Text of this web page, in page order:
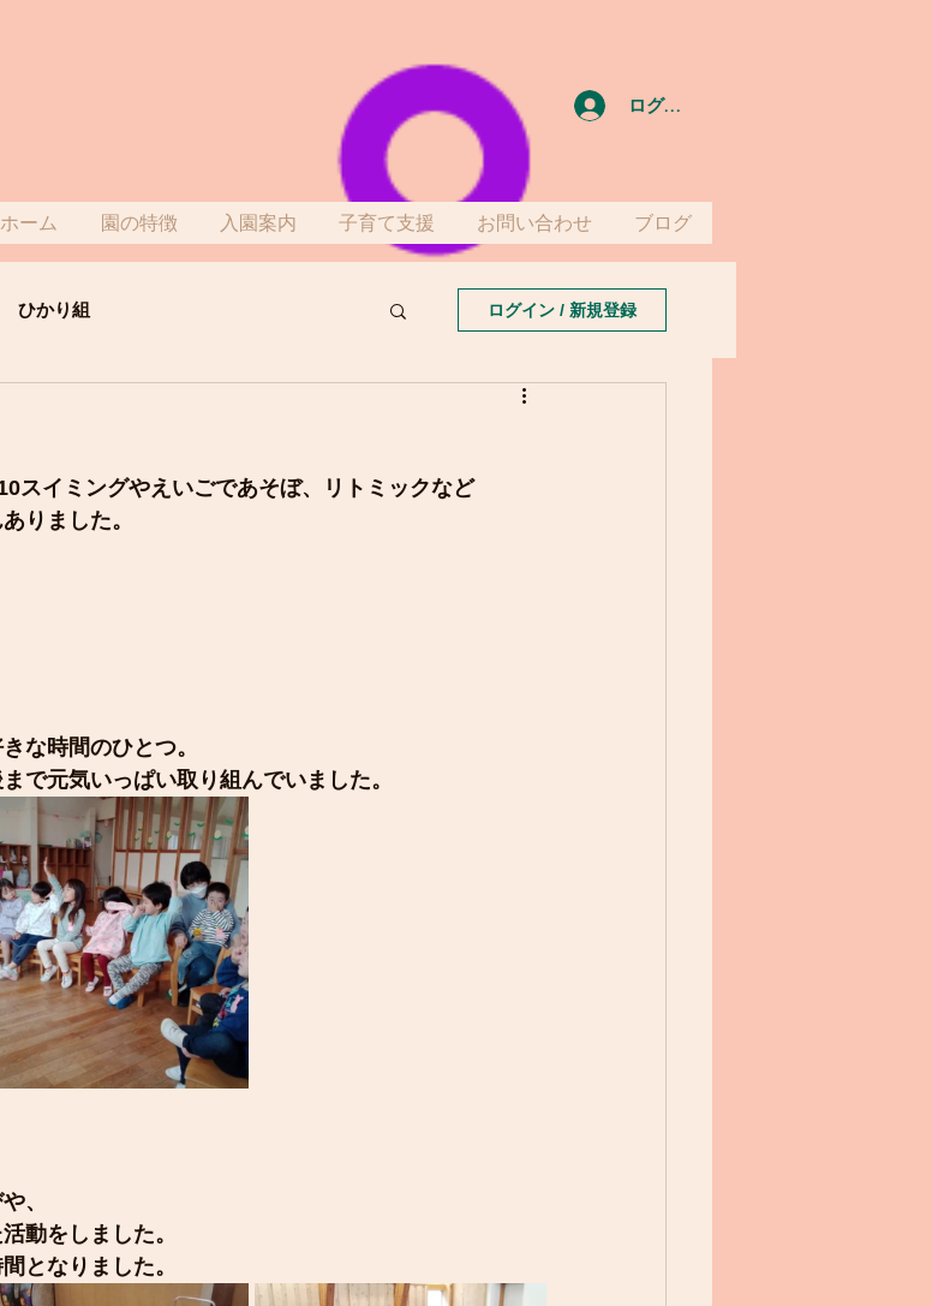
ログイン
ホーム 園の特徴 入園案内 子育て支援 お問い合わせ ブログ
ひかり組 ログイン / 新規登録
スイミングやえいごであそぼ、リトミックなど
りました。
な時間のひとつ。
で元気いっぱい取り組んでいました。
、
動をしました。
となりました。